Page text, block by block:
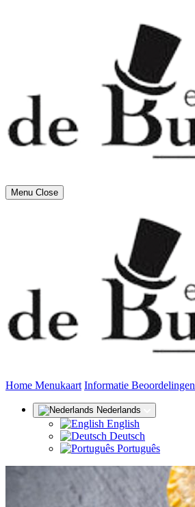
Menu Close
Home (huidige)
Menukaart Informatie Beoordelingen
Nederlands
English
Deutsch
Português